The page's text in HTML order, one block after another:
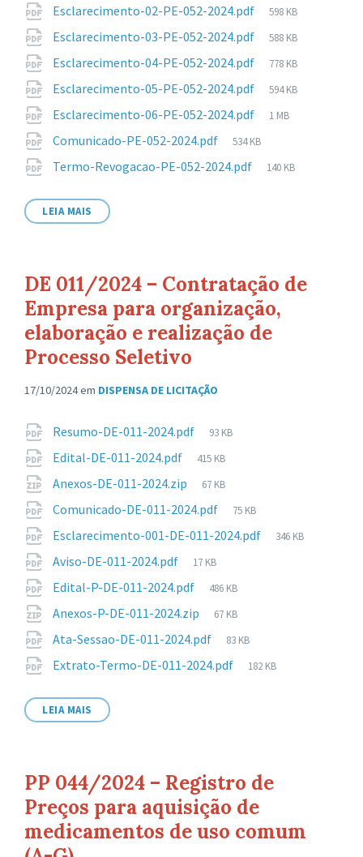
arquivo:
Esclarecimento-02-PE-052-2024.pdf
Tamanho
arquivo:
598 KB
Esclarecimento-03-PE-052-2024.pdf
Tamanho
arquivo:
588 KB
Esclarecimento-04-PE-052-2024.pdf
Tamanho
arquivo:
778 KB
Esclarecimento-05-PE-052-2024.pdf
Tamanho
arquivo:
594 KB
Esclarecimento-06-PE-052-2024.pdf
Tamanho
1 MB
Comunicado-PE-052-2024.pdf
Tamanho
arquivo:
534 KB
Termo-Revogacao-PE-052-2024.pdf
Tamanho
140 KB
LEIA MAIS
DE 011/2024 – Contratação de
Empresa para organização,
elaboração e realização de
Processo Seletivo
17/10/2024em DISPENSA DE LICITAÇÃO
Anexos
Resumo-DE-011-2024.pdf
Tamanho
arquivo:
93 KB
Edital-DE-011-2024.pdf
Tamanho
arquivo:
415 KB
Anexos-DE-011-2024.zip
Tamanho
arquivo:
67 KB
Comunicado-DE-011-2024.pdf
Tamanho
arquivo:
75 KB
Esclarecimento-001-DE-011-2024.pdf
Tamanho
346 KB
Aviso-DE-011-2024.pdf
Tamanho
arquivo:
17 KB
Edital-P-DE-011-2024.pdf
Tamanho
arquivo:
486 KB
Anexos-P-DE-011-2024.zip
Tamanho
arquivo:
67 KB
Ata-Sessao-DE-011-2024.pdf
Tamanho
arquivo:
83 KB
Extrato-Termo-DE-011-2024.pdf
Tamanho
182 KB
LEIA MAIS
PP 044/2024 – Registro de
Preços para aquisição de
medicamentos de uso comum